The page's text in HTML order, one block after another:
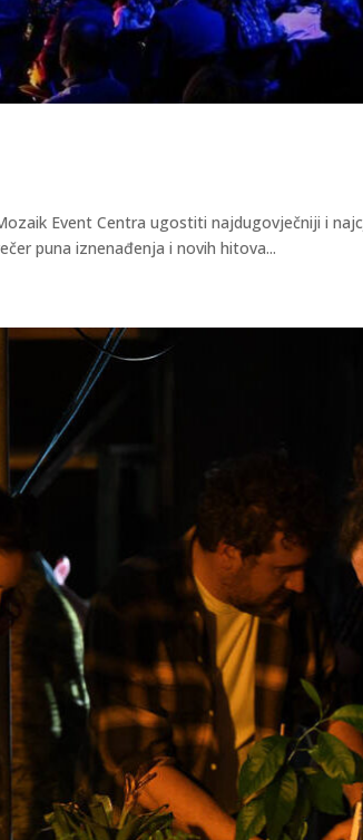
Event Centra ugostiti najdugovječniji i
puna iznenađenja i novih hitova...